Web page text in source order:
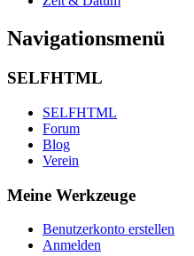
Navigationsmenü
SELFHTML
SELFHTML
Forum
Blog
Verein
Meine Werkzeuge
Benutzerkonto erstellen
Anmelden